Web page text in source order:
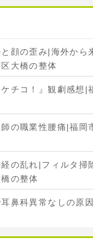
顔の歪み|海外から
大橋の整体
チコ！』観劇感想|
の職業性腰痛|福岡
の乱れ|フィルタ掃
の整体
鼻科異常なしの原